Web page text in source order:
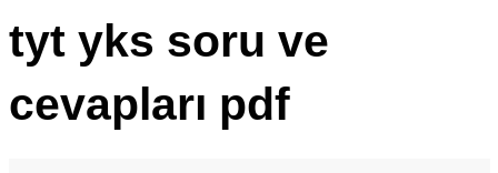
tyt yks soru ve
cevapları pdf